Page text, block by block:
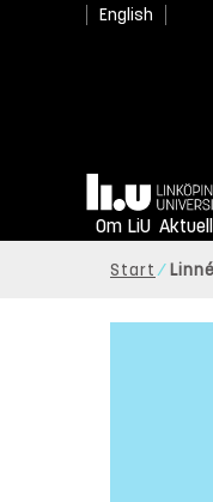
English
Hem
Om LiU
Start